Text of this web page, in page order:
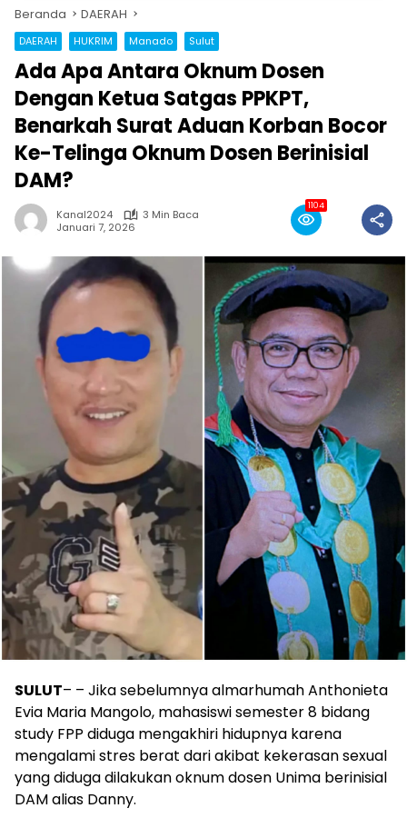
Beranda DAERAH
DAERAH HUKRIM Manado Sulut
Ada Apa Antara Oknum Dosen
Dengan Ketua Satgas PPKPT,
Benarkah Surat Aduan Korban Bocor
Ke-Telinga Oknum Dosen Berinisial
DAM?
Kanal2024
3 Min Baca
Januari 7, 2026
1104
SULUT– – Jika sebelumnya almarhumah Anthonieta
Evia Maria Mangolo, mahasiswi semester 8 bidang
study FPP diduga mengakhiri hidupnya karena
mengalami stres berat dari akibat kekerasan sexual
yang diduga dilakukan oknum dosen Unima berinisial
DAM alias Danny.